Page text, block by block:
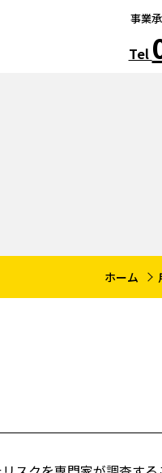
事業
Tel
ホーム